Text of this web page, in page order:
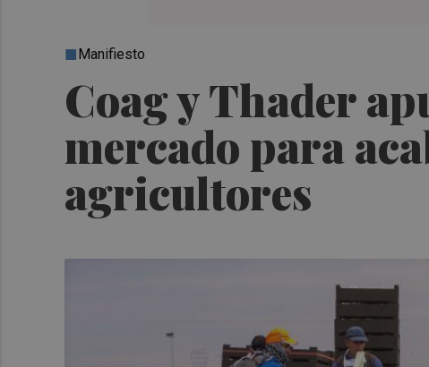
Coag y Thader
mercado para
agricultores
Manifiesto